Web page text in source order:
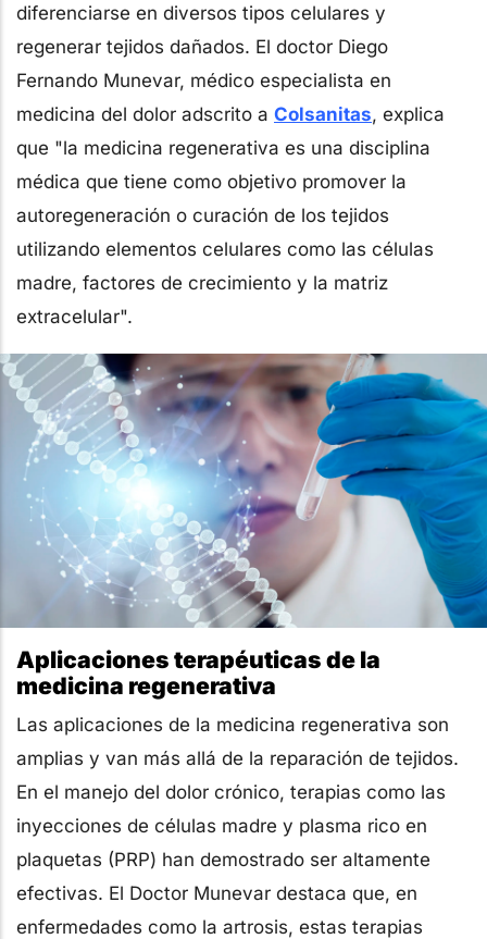
diferenciarse en diversos tipos celulares y
regenerar tejidos dañados. El doctor Diego
Fernando Munevar, médico especialista en
medicina del dolor adscrito a Colsanitas, explica
que "la medicina regenerativa es una disciplina
médica que tiene como objetivo promover la
autoregeneración o curación de los tejidos
utilizando elementos celulares como las células
madre, factores de crecimiento y la matriz
extracelular".
Aplicaciones terapéuticas de la
medicina regenerativa
Las aplicaciones de la medicina regenerativa son
amplias y van más allá de la reparación de tejidos.
En el manejo del dolor crónico, terapias como las
inyecciones de células madre y plasma rico en
plaquetas (PRP) han demostrado ser altamente
efectivas. El Doctor Munevar destaca que, en
enfermedades como la artrosis, estas terapias